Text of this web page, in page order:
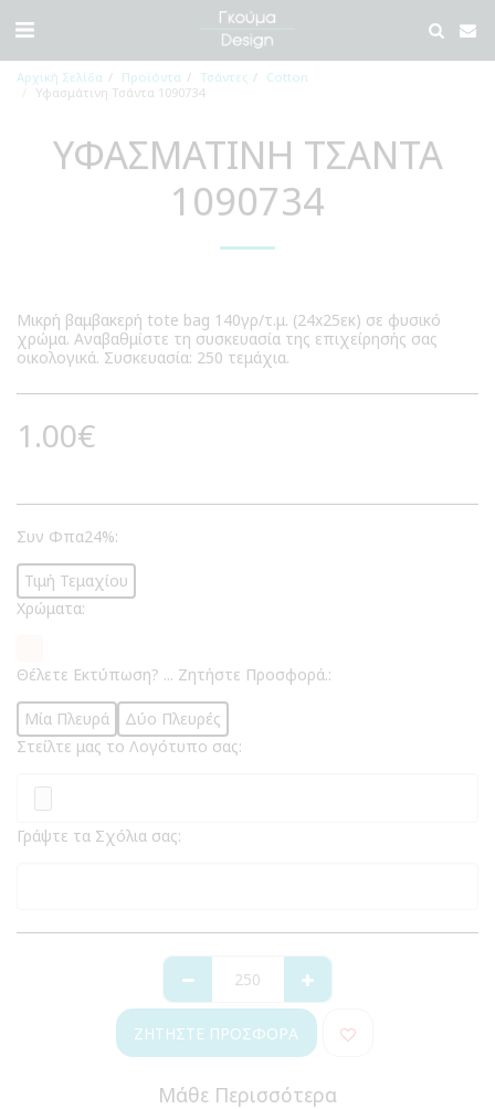
Αρχική Σελίδα Προϊόντα Τσάντες
Cotton
Υφασμάτινη Τσάντα 1090734
ΥΦΑΣΜΆΤΙΝΗ ΤΣΆΝΤΑ
1090734
Μικρή βαμβακερή tote bag 140γρ/τ.μ. (24x25εκ) σε φυσικό
χρώμα. Αναβαθμίστε τη συσκευασία της επιχείρησής σας
οικολογικά. Συσκευασία: 250 τεμάχια.
1.00€
Συν Φπα24%:
Τιμή Τεμαχίου
Χρώματα:
Θέλετε Εκτύπωση? ... Ζητήστε Προσφορά.:
Μία Πλευρά
Δύο Πλευρές
Στείλτε μας το Λογότυπο σας:
Γράψτε τα Σχόλια σας:
ΖΗΤΉΣΤΕ ΠΡΟΣΦΟΡΆ
Μάθε Περισσότερα